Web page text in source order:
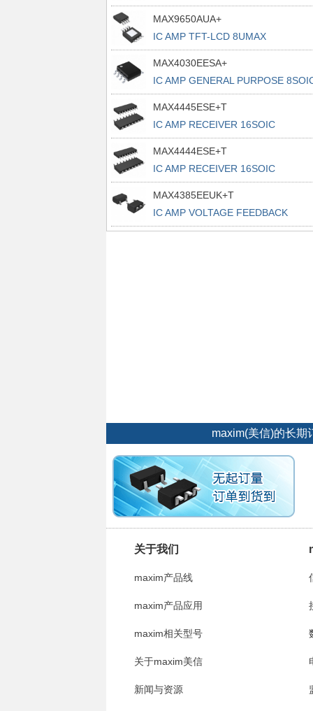
8UMAX
MAX9650AUA+
IC AMP TFT-LCD 8UMAX
MAX4030EESA+
IC AMP GENERAL PURPOSE
MAX4445ESE+T
IC AMP RECEIVER 16SOIC
MAX4444ESE+T
IC AMP RECEIVER 16SOIC
MAX4385EEUK+T
IC AMP VOLTAGE FEEDBACK
SOT23-5
maxim(美信)的长期
关于我们
maxim产品线
maxim产品应用
maxim相关型号
关于maxim美信
新闻与资源